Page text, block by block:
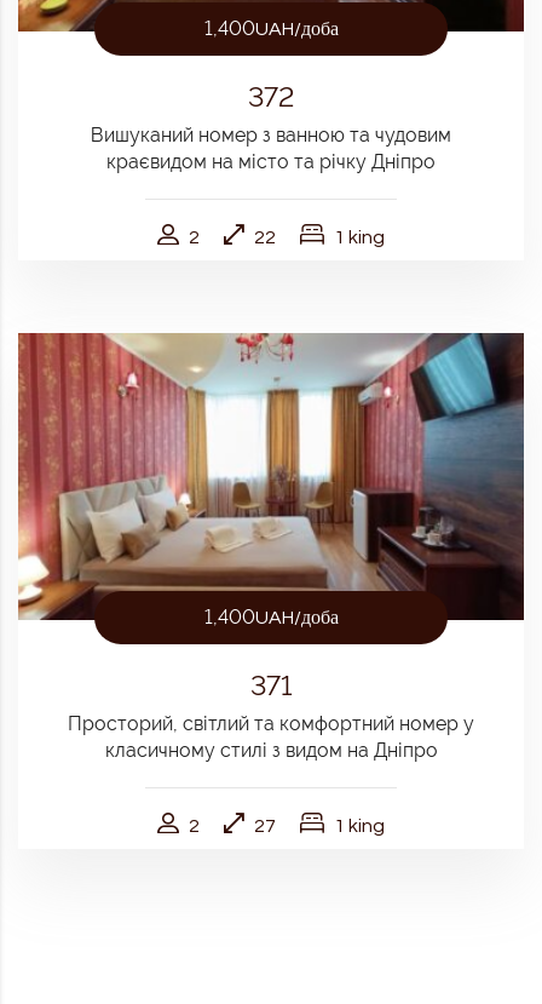
1,400UAH/доба
372
Вишуканий номер з ванною та чудовим
краєвидом на місто та річку Дніпро
2 22 1 king
1,400UAH/доба
371
Просторий, світлий та комфортний номер у
класичному стилі з видом на Дніпро
2 27 1 king